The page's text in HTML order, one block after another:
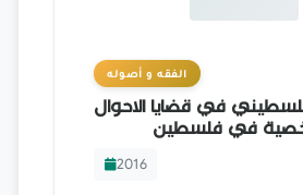
الفقه و أصوله
في قضايا الاحوال
في فلسطين
2016